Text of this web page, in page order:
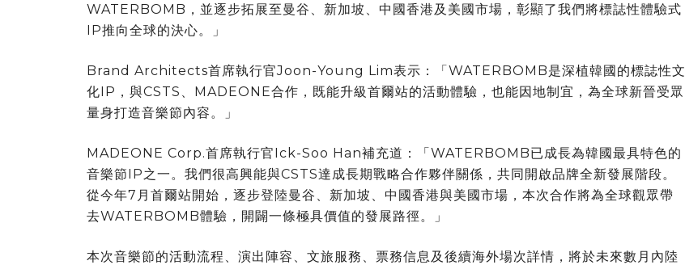
WATERBOMB，並逐步拓展至曼谷、新加坡、中國香港及美國市場，彰顯了我們將標誌性體驗式
IP推向全球的決心。
」
Brand Architects首席執行官Joon-Young Lim表示： 「WATERBOMB是深植韓國的標誌性文
化IP，與CSTS、MADEONE合作，既能升級首爾站的活動體驗，也能因地制宜，為全球新晉受眾
量身打造音樂節內容。
」
MADEONE Corp.首席執行官Ick-Soo Han補充道： 「WATERBOMB已成長為韓國最具特色的
音樂節IP之一。我們很高興能與CSTS達成長期戰略合作夥伴關係，共同開啟品牌全新發展階段。
從今年7月首爾站開始，逐步登陸曼谷、新加坡、中國香港與美國市場，本次合作將為全球觀眾帶
去WATERBOMB體驗，開闢一條極具價值的發展路徑。
」
本次音樂節的活動流程、演出陣容、文旅服務、票務信息及後續海外場次詳情，將於未來數月內陸